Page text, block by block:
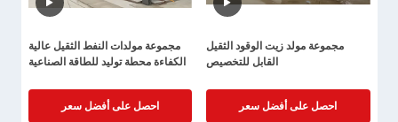
مجموعة مولد زيت الوقود الثقيل
القابل للتخصيص
احصل على أفضل سعر
مجموعة مولدات النفط الثقيل عالية
الكفاءة محطة توليد للطاقة الصناعية
احصل على أفضل سعر